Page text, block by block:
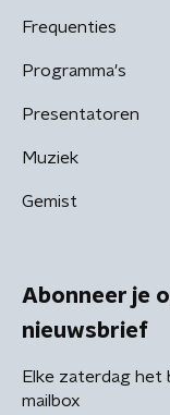
Frequenties
Programma's
Presentatoren
Muziek
Gemist
Abonneer je
nieuwsbrief
Elke zaterdag het
mailbox